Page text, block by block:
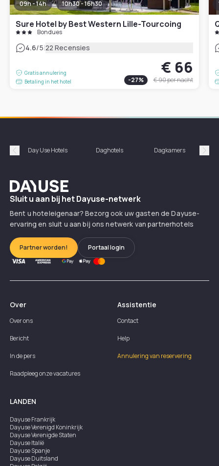
09h - 14h 10h30 - 16h30
Sure Hotel by Best Western Lille-Tourcoing
Bondues
4.6/5|22 Recensies
Gratis annulering
Betaling in het hotel
€ 66
-27% € 90per nacht
Précédent
Day Use Hotels Daghotels Dagkamers
Dayuse
Sluit u aan bij het Dayuse-netwerk
Bent u hoteleigenaar? Bezorg ook uw gasten de Dayuse-
ervaring en sluit u aan bij ons netwerk van partnerhotels
Partner worden! Portaal login
Over
Over ons
Bericht
In de pers
Raadpleeg onze vacatures
Assistentie
Contact
Help
Annulering van reservering
LANDEN
DayuseFrankrijk
DayuseVerenigd Koninkrijk
DayuseVerenigde Staten
DayuseItalië
DayuseSpanje
DayuseDuitsland